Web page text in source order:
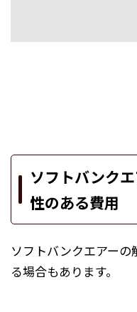
ソフトバンク
性のある費用
ソフトバンクエアー
る場合もあります。